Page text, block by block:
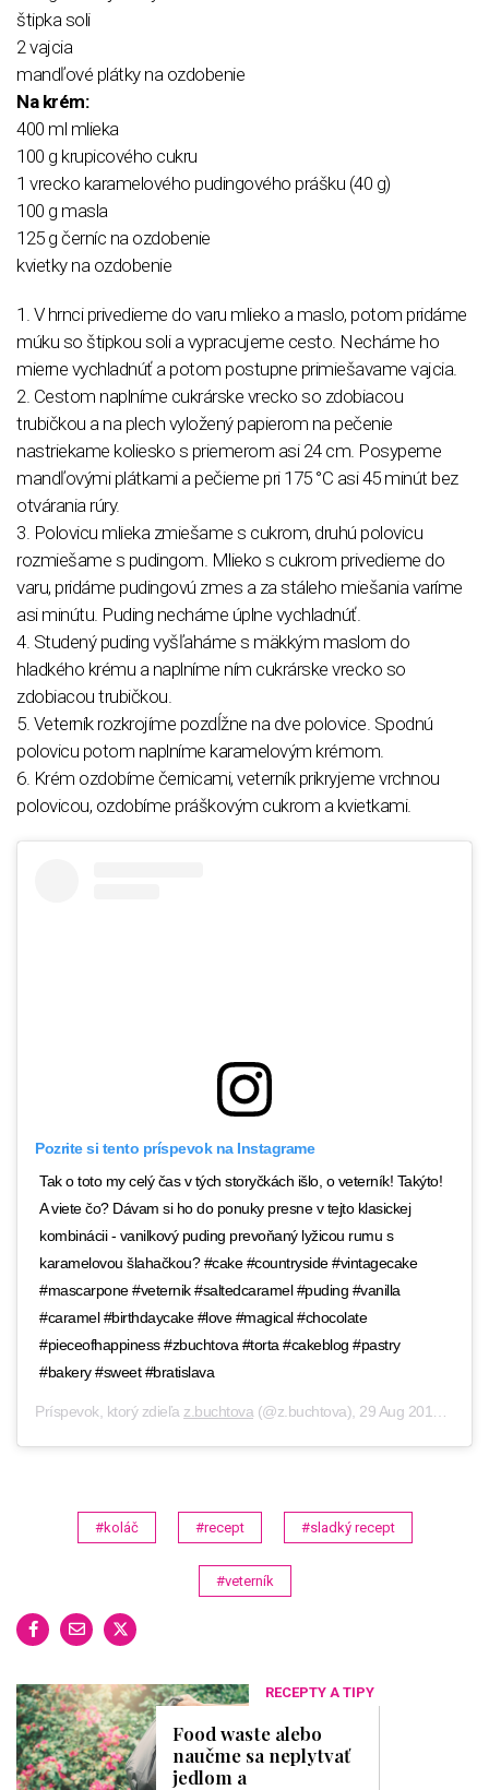
štipka soli
2 vajcia
mandľové plátky na ozdobenie
Na krém:
400 ml mlieka
100 g krupicového cukru
1 vrecko karamelového pudingového prášku (40 g)
100 g masla
125 g černíc na ozdobenie
kvietky na ozdobenie
1. V hrnci privedieme do varu mlieko a maslo, potom pridáme
múku so štipkou soli a vypracujeme cesto. Necháme ho
mierne vychladnúť a potom postupne primiešavame vajcia.
2. Cestom naplníme cukrárske vrecko so zdobiacou
trubičkou a na plech vyložený papierom na pečenie
nastriekame koliesko s priemerom asi 24 cm. Posypeme
mandľovými plátkami a pečieme pri 175 °C asi 45 minút bez
otvárania rúry.
3. Polovicu mlieka zmiešame s cukrom, druhú polovicu
rozmiešame s pudingom. Mlieko s cukrom privedieme do
varu, pridáme pudingovú zmes a za stáleho miešania varíme
asi minútu. Puding necháme úplne vychladnúť.
4. Studený puding vyšľaháme s mäkkým maslom do
hladkého krému a naplníme ním cukrárske vrecko so
zdobiacou trubičkou.
5. Veterník rozkrojíme pozdĺžne na dve polovice. Spodnú
polovicu potom naplníme karamelovým krémom.
6. Krém ozdobíme černicami, veterník prikryjeme vrchnou
polovicou, ozdobíme práškovým cukrom a kvietkami.
Pozrite si tento príspevok na Instagrame
Tak o toto my celý čas v tých storyčkách išlo, o veterník! Takýto!
A viete čo? Dávam si ho do ponuky presne v tejto klasickej
kombinácii - vanilkový puding prevoňaný lyžicou rumu s
karamelovou šlahačkou? #cake #countryside #vintagecake
#mascarpone #veternik #saltedcaramel #puding #vanilla
#caramel #birthdaycake #love #magical #chocolate
#pieceofhappiness #zbuchtova #torta #cakeblog #pastry
#bakery #sweet #bratislava
Príspevok, ktorý zdieľa z.buchtova (@z.buchtova), 29 Aug 2019 o 8:47 PDT
#koláč #recept #sladký recept
#veterník
RECEPTY A TIPY
Food waste alebo
naučme sa neplytvať
jedlom a